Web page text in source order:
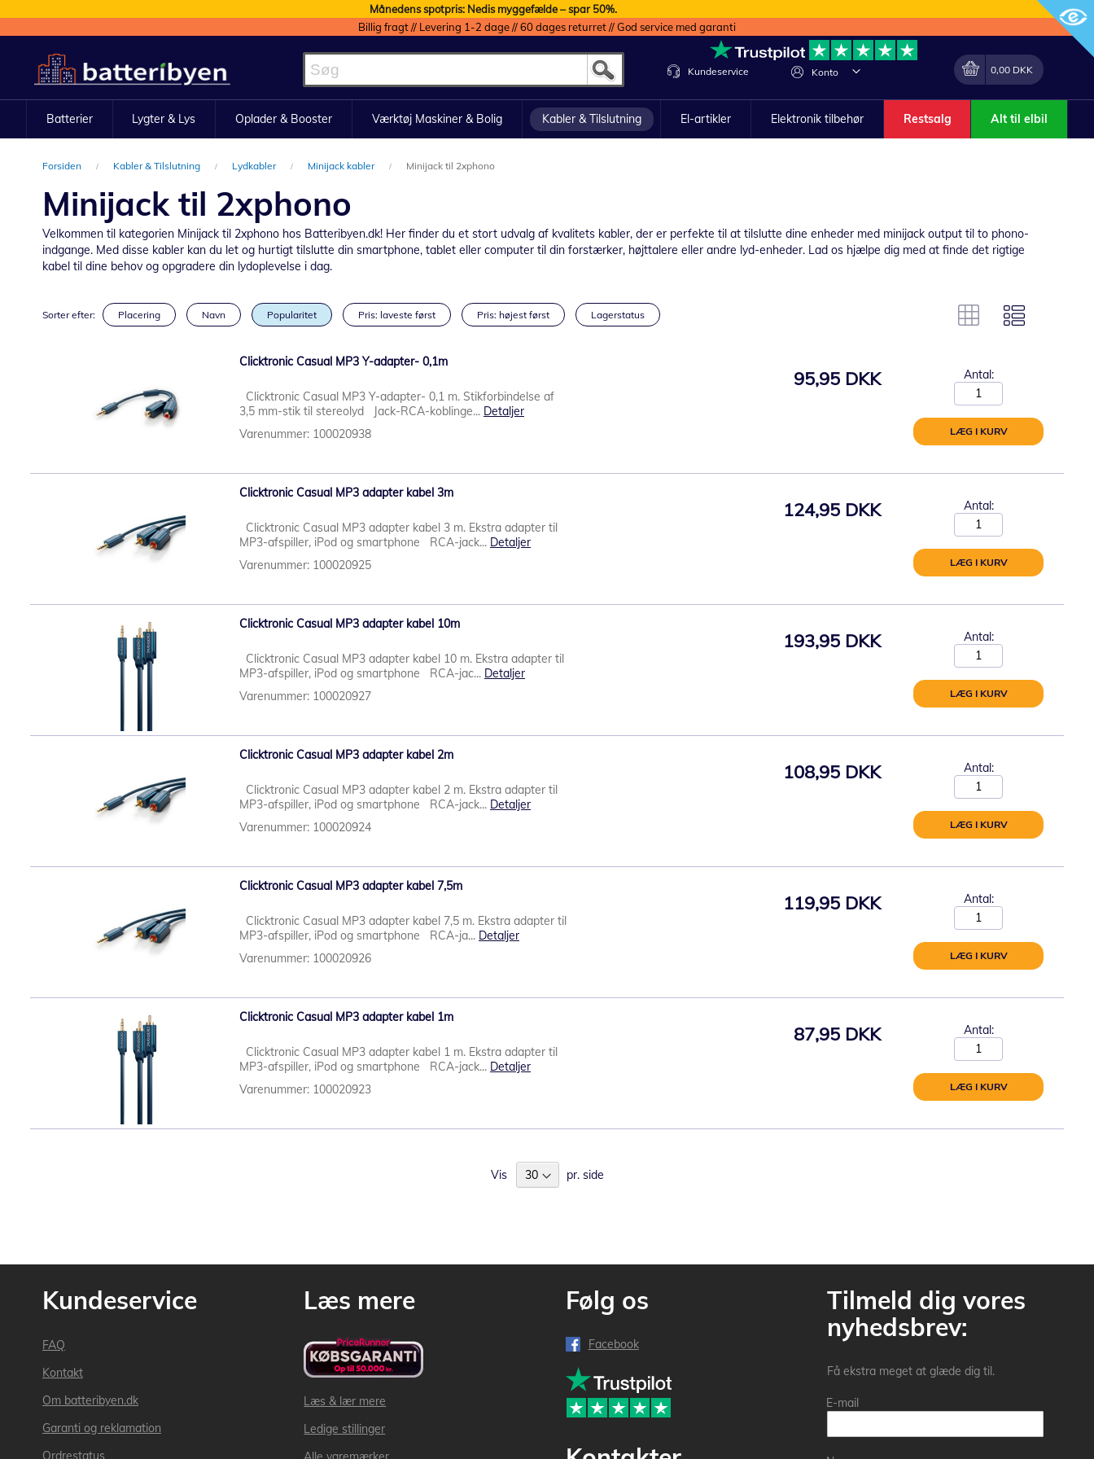
Månedens spotpris: Nedis myggefælde – spar 50%.
Billig fragt // Levering 1-2 dage // 60 dages returret // God service med garanti
to
Content
Konto
Lave
Min indkøbskurv
0,00 DKK
Kundeservice
Batterier Lygter & Lys Oplader & Booster Værktøj Maskiner & Bolig Kabler & Tilslutning El-artikler Elektronik tilbehør Restsalg Alt til elbil
Forsiden Kabler & Tilslutning Lydkabler Minijack kabler Minijack til 2xphono
Minijack til 2xphono
Velkommen til kategorien Minijack til 2xphono hos Batteribyen.dk! Her finder du et stort udvalg af kvalitets kabler, der er perfekte til at tilslutte dine enheder med minijack output til to phono-
indgange. Med disse kabler kan du let og hurtigt tilslutte din smartphone, tablet eller computer til din forstærker, højttalere eller andre lyd-enheder. Lad os hjælpe dig med at finde det rigtige
kabel til dine behov og opgradere din lydoplevelse i dag.
Sorter efter: Placering Navn Popularitet Pris: laveste først Pris: højest først Lagerstatus
Clicktronic Casual MP3 Y-adapter- 0,1m
Clicktronic Casual MP3 Y-adapter- 0,1 m. Stikforbindelse af
3,5 mm-stik til stereolyd Jack-RCA-koblinge... Detaljer
Varenummer: 100020938
95,95 DKK Antal:
LÆG I KURV
Clicktronic Casual MP3 adapter kabel 3m
Clicktronic Casual MP3 adapter kabel 3 m. Ekstra adapter til
MP3-afspiller, iPod og smartphone RCA-jack... Detaljer
Varenummer: 100020925
124,95 DKK Antal:
LÆG I KURV
Clicktronic Casual MP3 adapter kabel 10m
Clicktronic Casual MP3 adapter kabel 10 m. Ekstra adapter til
MP3-afspiller, iPod og smartphone RCA-jac... Detaljer
Varenummer: 100020927
193,95 DKK Antal:
LÆG I KURV
Clicktronic Casual MP3 adapter kabel 2m
Clicktronic Casual MP3 adapter kabel 2 m. Ekstra adapter til
MP3-afspiller, iPod og smartphone RCA-jack... Detaljer
Varenummer: 100020924
108,95 DKK Antal:
LÆG I KURV
Clicktronic Casual MP3 adapter kabel 7,5m
Clicktronic Casual MP3 adapter kabel 7,5 m. Ekstra adapter til
MP3-afspiller, iPod og smartphone RCA-ja... Detaljer
Varenummer: 100020926
119,95 DKK Antal:
LÆG I KURV
Clicktronic Casual MP3 adapter kabel 1m
Clicktronic Casual MP3 adapter kabel 1 m. Ekstra adapter til
MP3-afspiller, iPod og smartphone RCA-jack... Detaljer
Varenummer: 100020923
87,95 DKK Antal:
LÆG I KURV
Vis pr. side
Kundeservice
FAQ
Kontakt
Om batteribyen.dk
Garanti og reklamation
Ordrestatus
Læs mere
Læs & lær mere
Ledige stillinger
Følg os
Facebook
Tilmeld dig vores
nyhedsbrev:
Få ekstra meget at glæde dig til.
E-mail